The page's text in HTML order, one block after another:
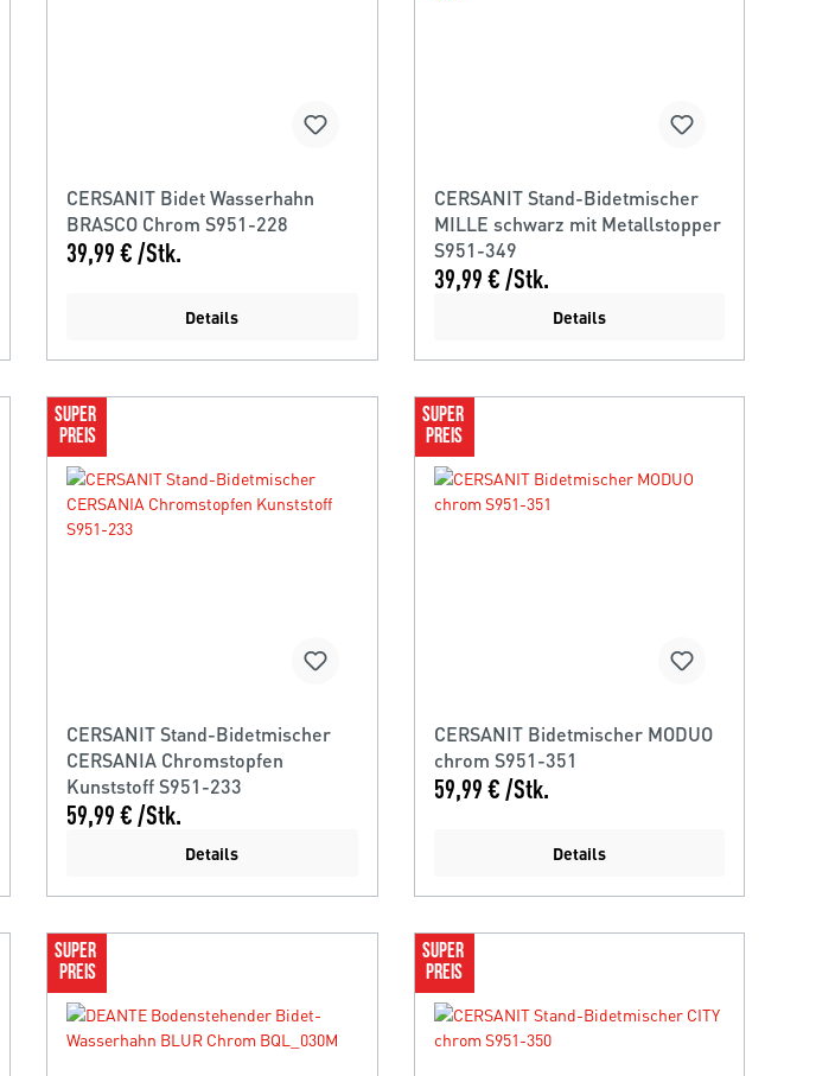
CERSANIT Bidet Wasserhahn
BRASCO Chrom S951-228
39,99 € /Stk.
Details
CERSANIT Stand-Bidetmischer
MILLE schwarz mit Metallstopper
S951-349
39,99 € /Stk.
Details
SUPER
PREIS
CERSANIT Stand-Bidetmischer
CERSANIA Chromstopfen
Kunststoff S951-233
59,99 € /Stk.
Details
SUPER
PREIS
CERSANIT Bidetmischer MODUO
chrom S951-351
59,99 € /Stk.
Details
SUPER
PREIS
SUPER
PREIS